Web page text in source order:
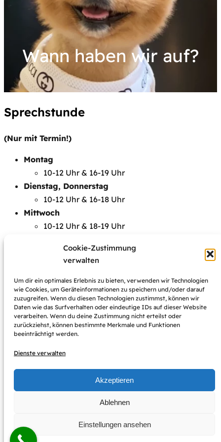
Cookie-Zustimmung
verwalten
Um dir ein optimales Erlebnis zu bieten, verwenden wir Technologien
wie Cookies, um Geräteinformationen zu speichern und/oder darauf
zuzugreifen. Wenn du diesen Technologien zustimmst, können wir
Daten wie das Surfverhalten oder eindeutige IDs auf dieser Website
verarbeiten. Wenn du deine Zustimmung nicht erteilst oder
zurückziehst, können bestimmte Merkmale und Funktionen
beeinträchtigt werden.
Dienste verwalten
Akzeptieren
Ablehnen
Einstellungen ansehen
Wann haben wir auf?
Sprechstunde
(Nur mit Termin!)
Montag
10-12 Uhr & 16-19 Uhr
Dienstag, Donnerstag
10-12 Uhr & 16-18 Uhr
Mittwoch
10-12 Uhr & 18-19 Uhr
10-12 Uhr
Terminsprechstunde
Sie können unter02233/78981einen Termin nach
Wunsch auch außerhalb der angegebenen Sprechzeiten
vereinbaren sowie für einen
Tierarztpraxis Jutta Jamann